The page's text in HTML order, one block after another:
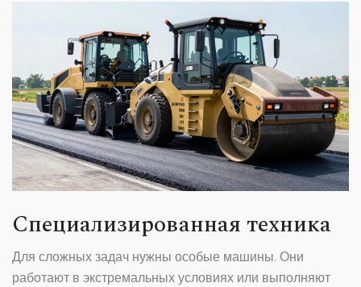
Специализированная техника
Для сложных задач нужны особые машины. Они
работают в экстремальных условиях или выполняют